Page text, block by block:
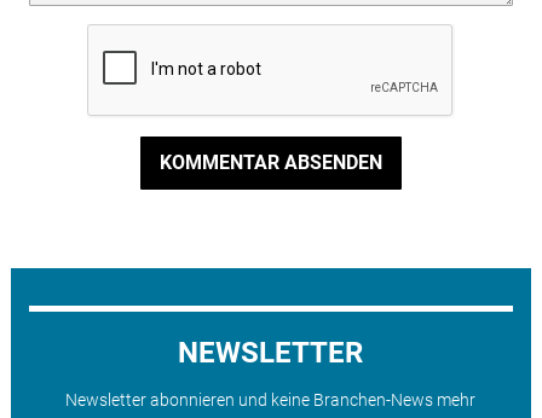
KOMMENTAR ABSENDEN
NEWSLETTER
Newsletter abonnieren und keine Branchen-News mehr